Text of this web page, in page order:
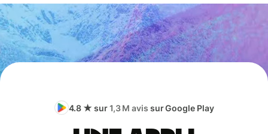
4.8 ★ sur1,3 M avis sur Google Play